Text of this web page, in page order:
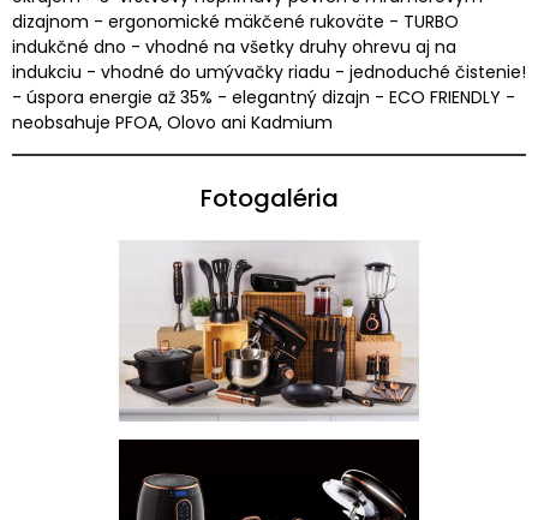
dizajnom - ergonomické mäkčené rukoväte - TURBO
indukčné dno - vhodné na všetky druhy ohrevu aj na
indukciu - vhodné do umývačky riadu - jednoduché čistenie!
- úspora energie až 35% - elegantný dizajn - ECO FRIENDLY -
neobsahuje PFOA, Olovo ani Kadmium
Fotogaléria